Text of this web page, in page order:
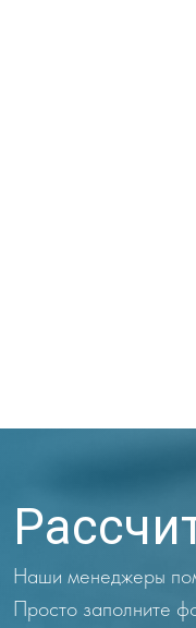
Наши менеджеры
Просто заполните